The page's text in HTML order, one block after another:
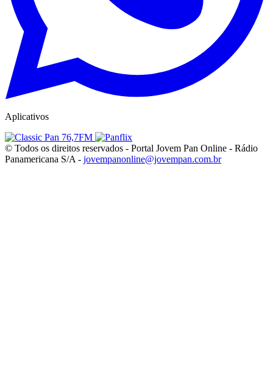
Aplicativos
© Todos os direitos reservados - Portal Jovem Pan Online - Rádio
Panamericana S/A - jovempanonline@jovempan.com.br